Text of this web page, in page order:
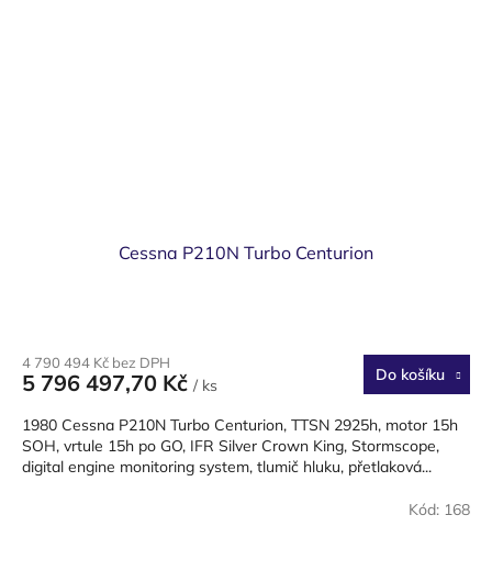
Cessna P210N Turbo Centurion
produktu
je
z
5
hvězdiček.
4 790 494 Kč bez DPH
5 796 497,70 Kč / ks
Do košíku
1980 Cessna P210N Turbo Centurion, TTSN 2925h, motor 15h
SOH, vrtule 15h po GO, IFR Silver Crown King, Stormscope,
digital engine monitoring system, tlumič hluku, přetlaková...
Kód: 168